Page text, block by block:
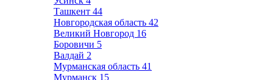
Ташкент 44
Новгородская область 42
Великий Новгород 16
Боровичи 5
Валдай 2
Мурманская область 41
Мурманск 15